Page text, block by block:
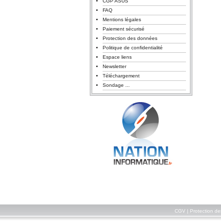
FAQ
Mentions légales
Paiement sécurisé
Protection des données
Politique de confidentialité
Espace liens
Newsletter
Téléchargement
Sondage ...
CGV Protection